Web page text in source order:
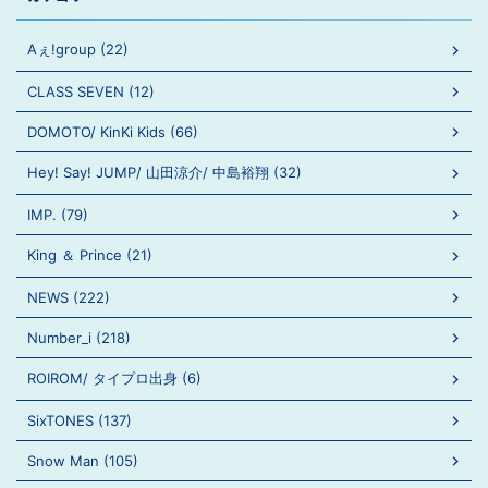
Aぇ!group (22)
CLASS SEVEN (12)
DOMOTO/ KinKi Kids (66)
Hey! Say! JUMP/ 山田涼介/ 中島裕翔 (32)
IMP. (79)
King ＆ Prince (21)
NEWS (222)
Number_i (218)
ROIROM/ タイプロ出身 (6)
SixTONES (137)
Snow Man (105)